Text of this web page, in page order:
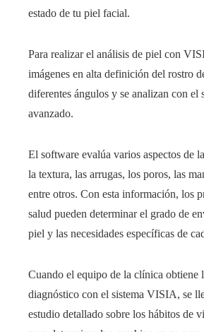
estado de tu piel facial.
Para realizar el análisis de piel con
imágenes en alta definición del rostro
diferentes ángulos y se analizan con el
avanzado.
El software evalúa varios aspectos de
la textura, las arrugas, los poros, las
entre otros. Con esta información, los
salud pueden determinar el grado de
piel y las necesidades específicas de
Cuando el equipo de la clínica obtiene
diagnóstico con el sistema VISIA, se
estudio detallado sobre los hábitos de